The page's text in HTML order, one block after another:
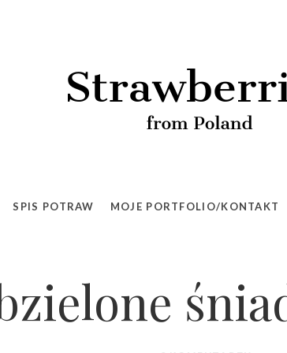
SPIS POTRAW MOJE PORTFOLIO/KONTAKT